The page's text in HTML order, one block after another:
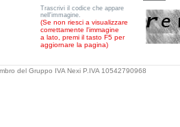
Trascrivi il codice che appare
nell'immagine.
(Se non riesci a visualizzare
correttamente l'immagine
a lato, premi il tasto F5 per
aggiornare la pagina)
del Gruppo IVA Nexi P.IVA 10542790968